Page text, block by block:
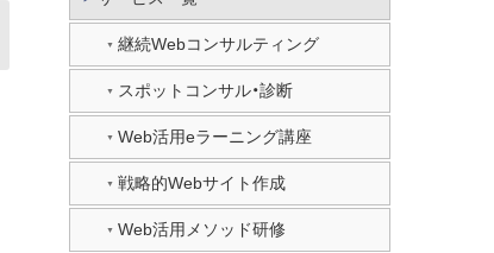
継続Webコンサルティング
スポットコンサル・診断
Web活用eラーニング講座
戦略的Webサイト作成
Web活用メソッド研修